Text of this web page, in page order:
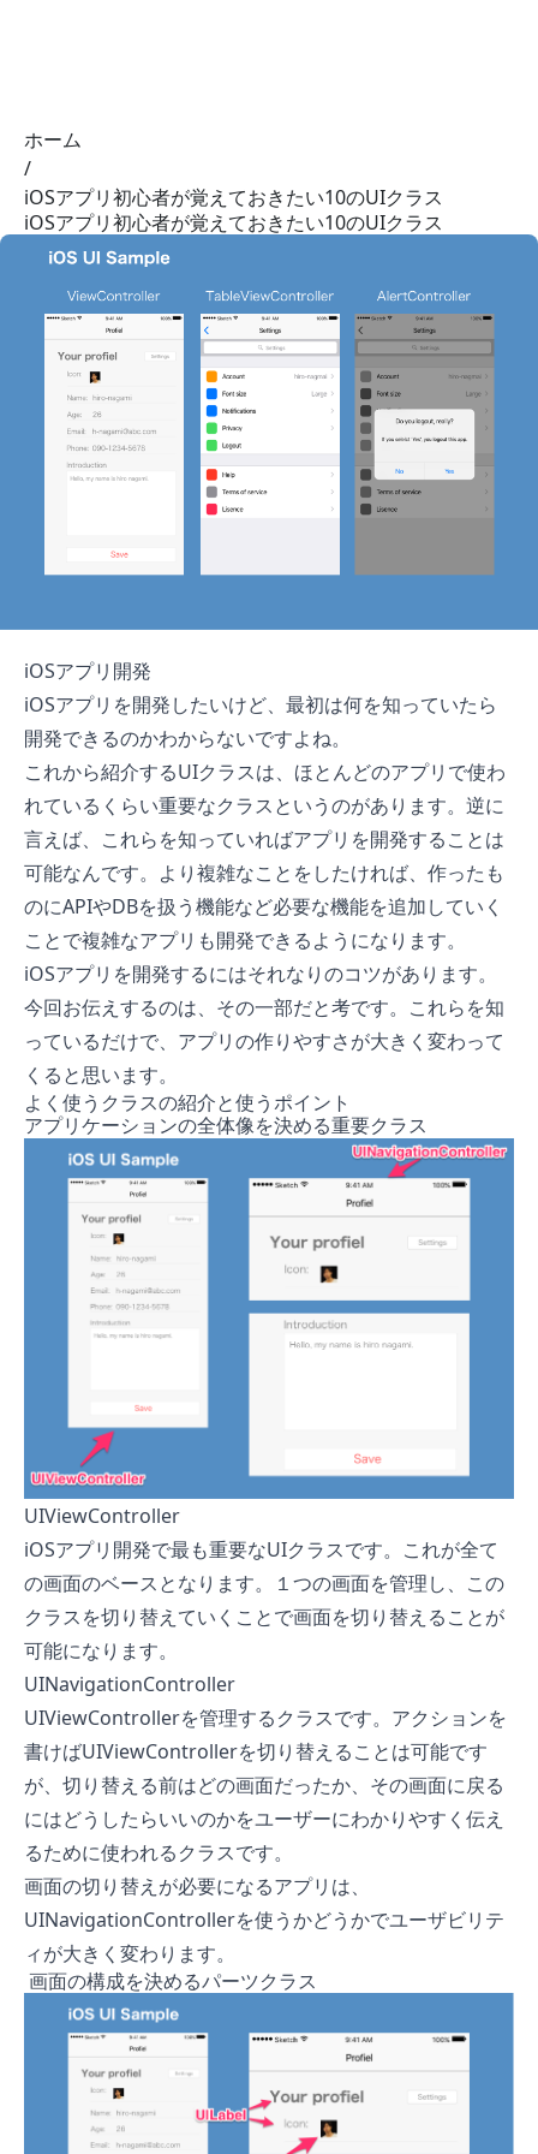
ホーム
/
iOSアプリ初心者が覚えておきたい10のUIクラス
iOSアプリ初心者が覚えておきたい10のUIクラス
iOSアプリ開発
iOSアプリを開発したいけど、最初は何を知っていたら
開発できるのかわからないですよね。
これから紹介するUIクラスは、ほとんどのアプリで使わ
れているくらい重要なクラスというのがあります。逆に
言えば、これらを知っていればアプリを開発することは
可能なんです。より複雑なことをしたければ、作ったも
のにAPIやDBを扱う機能など必要な機能を追加していく
ことで複雑なアプリも開発できるようになります。
iOSアプリを開発するにはそれなりのコツがあります。
今回お伝えするのは、その一部だと考です。これらを知
っているだけで、アプリの作りやすさが大きく変わって
くると思います。
よく使うクラスの紹介と使うポイント
アプリケーションの全体像を決める重要クラス
UIViewController
iOSアプリ開発で最も重要なUIクラスです。これが全て
の画面のベースとなります。１つの画面を管理し、この
クラスを切り替えていくことで画面を切り替えることが
可能になります。
UINavigationController
UIViewControllerを管理するクラスです。アクションを
書けばUIViewControllerを切り替えることは可能です
が、切り替える前はどの画面だったか、その画面に戻る
にはどうしたらいいのかをユーザーにわかりやすく伝え
るために使われるクラスです。
画面の切り替えが必要になるアプリは、
UINavigationControllerを使うかどうかでユーザビリテ
ィが大きく変わります。
画面の構成を決めるパーツクラス